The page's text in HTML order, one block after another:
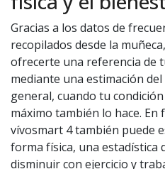
Gracias a los datos de
recopilados desde la
ofrecerte una referencia de
mediante una estimación
general, cuando tu
máximo también lo hace. En
vívosmart 4 también puede
forma física, una estadística
disminuir con ejercicio y